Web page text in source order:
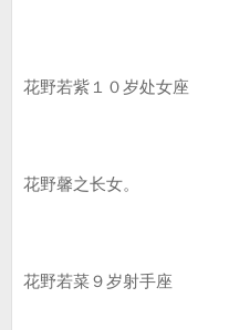
花野若紫１０岁处女座
花野馨之长女。
花野若菜９岁射手座